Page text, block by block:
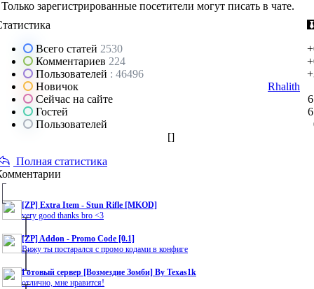
Только зарегистрированные посетители могут писать в чате.
Всего статей 2530
Комментариев 224
Пользователей : 46496
Новичок
Rhalith
Сейчас на сайте
Гостей
Пользователей
[]
Полная статистика
[ZP] Extra Item - Stun Rifle [MKOD]
very good thanks bro <3
[ZP] Addon - Promo Code [0.1]
Вижу ты постарался с промо кодами в конфиге
Готовый сервер [Возмездие Зомби] By Texas1k
отлично, мне нравится!